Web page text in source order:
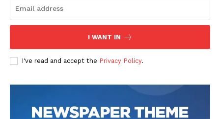
I WANT IN
I've read and accept the Privacy Policy.